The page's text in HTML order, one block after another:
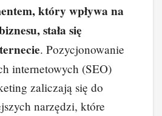
który wpływa na
stała się
. Pozycjonowanie
internetowych (SEO)
zaliczają się do
narzędzi, które